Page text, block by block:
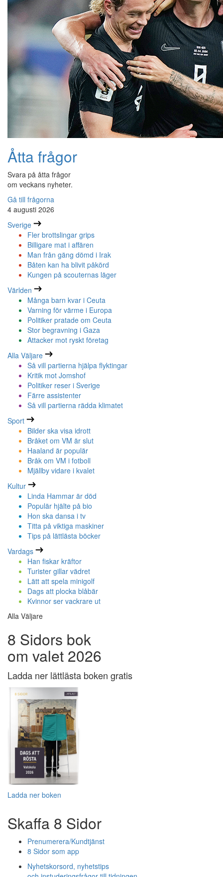
Åtta frågor
Svara på åtta frågor
om veckans nyheter.
Gå till frågorna
4 augusti 2026
Sverige
Fler brottslingar grips
Billigare mat i affären
Man från gäng dömd i Irak
Båten kan ha blivit påkörd
Kungen på scouternas läger
Världen
Många barn kvar i Ceuta
Varning för värme i Europa
Politiker pratade om Ceuta
Stor begravning i Gaza
Attacker mot ryskt företag
Alla Väljare
Så vill partierna hjälpa flyktingar
Kritik mot Jomshof
Politiker reser i Sverige
Färre assistenter
Så vill partierna rädda klimatet
Sport
Bilder ska visa idrott
Bråket om VM är slut
Haaland är populär
Bråk om VM i fotboll
Mjällby vidare i kvalet
Kultur
Linda Hammar är död
Populär hjälte på bio
Hon ska dansa i tv
Titta på viktiga maskiner
Tips på lättlästa böcker
Vardags
Han fiskar kräftor
Turister gillar vädret
Lätt att spela minigolf
Dags att plocka blåbär
Kvinnor ser vackrare ut
Alla Väljare
8 Sidors bok
om valet 2026
Ladda ner lättlästa boken gratis
Ladda ner boken
Skaffa 8 Sidor
Prenumerera/Kundtjänst
8 Sidor som app
Nyhetskorsord, nyhetstips